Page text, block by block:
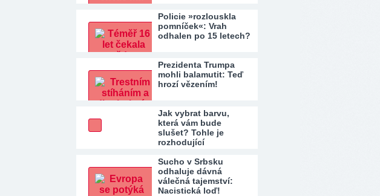
Policie »rozlouskla
pomníček«: Vrah
odhalen po 15 letech?
Prezidenta Trumpa
mohli balamutit: Teď
hrozí vězením!
Jak vybrat barvu,
která vám bude
slušet? Tohle je
rozhodující
Sucho v Srbsku
odhaluje dávná
válečná tajemství:
Nacistická loď!